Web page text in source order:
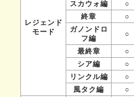
レジェンド
モード
スカウォ編
○
終章
○
ガノンドロ
フ編
○
最終章 ○
シア編
○
リンクル編
○
風タク編
○